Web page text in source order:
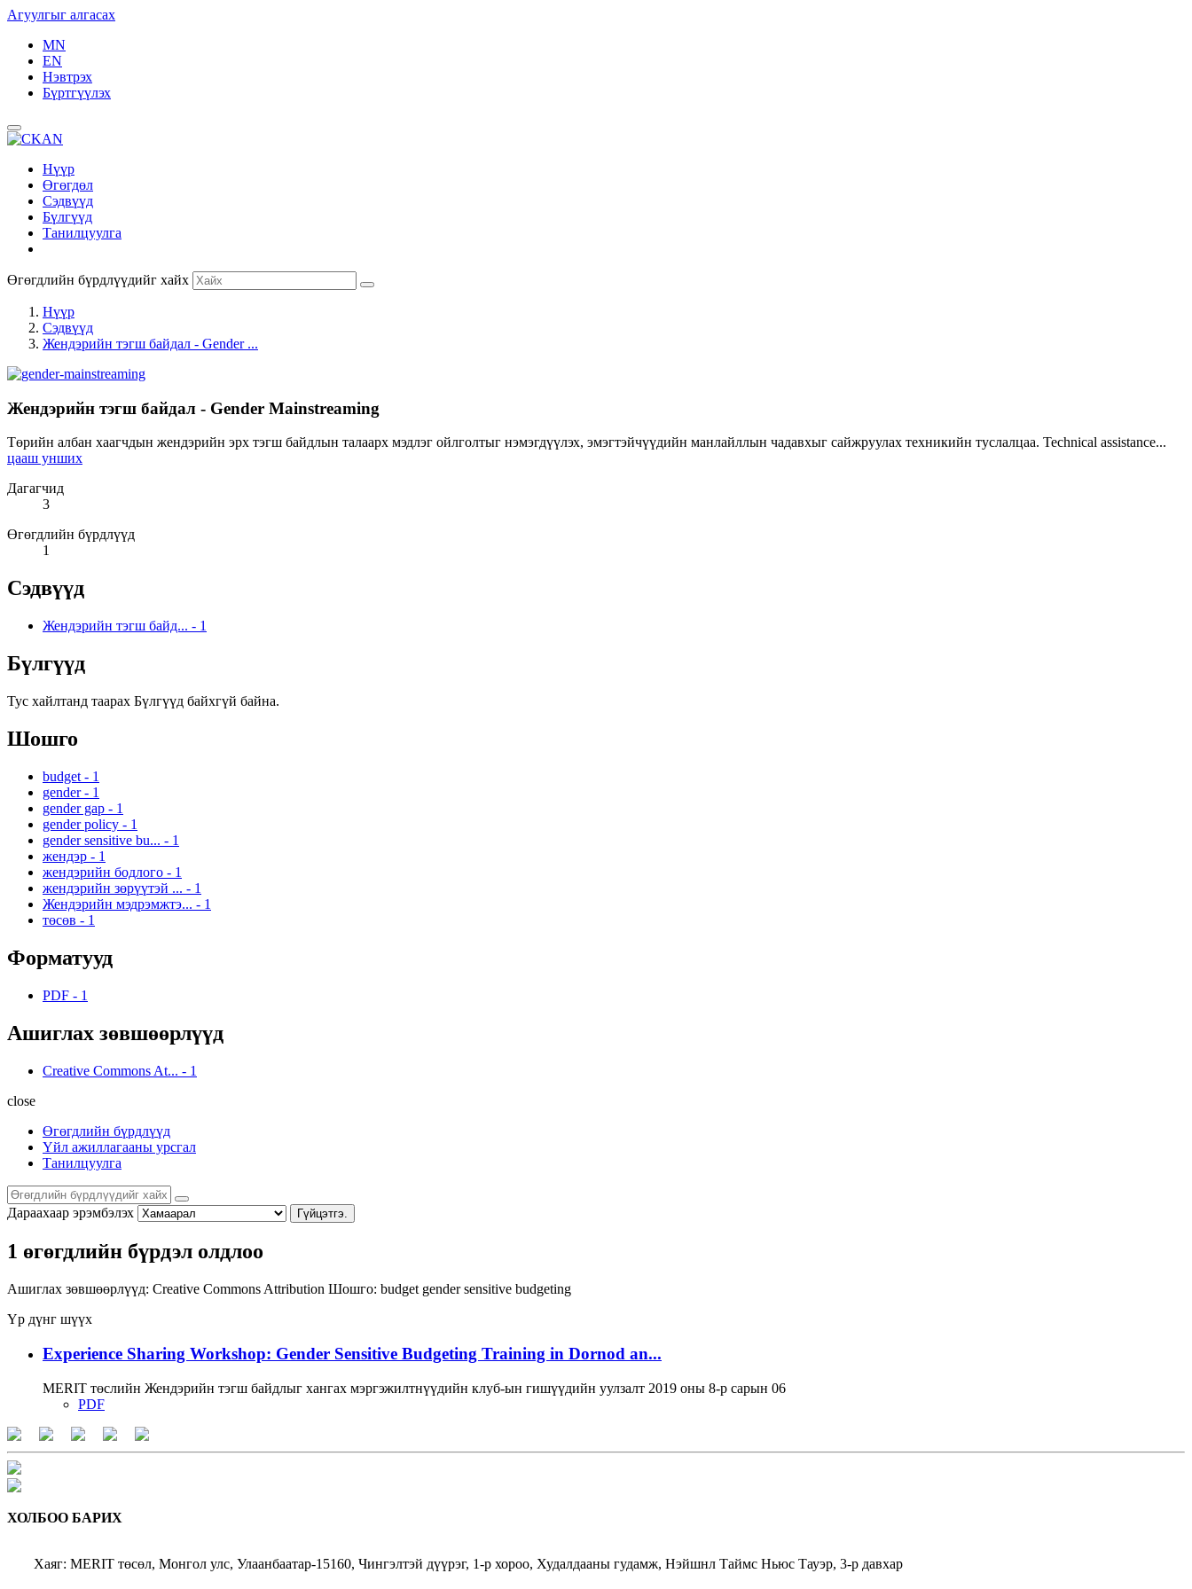
Агуулгыг алгасах
MN
EN
Нэвтрэх
Бүртгүүлэх
Нүүр
Өгөгдөл
Сэдвүүд
Бүлгүүд
Танилцуулга
Өгөгдлийн бүрдлүүдийг хайх
Нүүр
Сэдвүүд
Жендэрийн тэгш байдал - Gender ...
Жендэрийн тэгш байдал - Gender Mainstreaming
Төрийн албан хаагчдын жендэрийн эрх тэгш байдлын талаарх мэдлэг ойлголтыг нэмэгдүүлэх, эмэгтэйчүүдийн манлайллын чадавхыг сайжруулах техникийн туслалцаа. Technical assistance...
цааш унших
Дагагчид
3
Өгөгдлийн бүрдлүүд
1
Сэдвүүд
Жендэрийн тэгш байд... - 1
Бүлгүүд
Тус хайлтанд таарах Бүлгүүд байхгүй байна.
Шошго
budget - 1
gender - 1
gender gap - 1
gender policy - 1
gender sensitive bu... - 1
жендэр - 1
жендэрийн бодлого - 1
жендэрийн зөрүүтэй ... - 1
Жендэрийн мэдрэмжтэ... - 1
төсөв - 1
Форматууд
PDF - 1
Ашиглах зөвшөөрлүүд
Creative Commons At... - 1
close
Өгөгдлийн бүрдлүүд
Үйл ажиллагааны урсгал
Танилцуулга
Дараахаар эрэмбэлэх Гүйцэтгэ.
1 өгөгдлийн бүрдэл олдлоо
Ашиглах зөвшөөрлүүд: Creative Commons Attribution Шошго: budget gender sensitive budgeting
Үр дүнг шүүх
Experience Sharing Workshop: Gender Sensitive Budgeting Training in Dornod an...
MERIT төслийн Жендэрийн тэгш байдлыг хангах мэргэжилтнүүдийн клуб-ын гишүүдийн уулзалт 2019 оны 8-р сарын 06
PDF
ХОЛБОО БАРИХ
Хаяг: MERIT төсөл, Монгол улс, Улаанбаатар-15160, Чингэлтэй дүүрэг, 1-р хороо, Худалдааны гудамж, Нэйшнл Таймс Ньюс Тауэр, 3-р давхар